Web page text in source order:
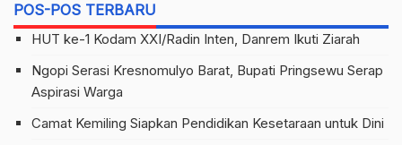
POS-POS TERBARU
HUT ke-1 Kodam XXI/Radin Inten, Danrem Ikuti Ziarah
Ngopi Serasi Kresnomulyo Barat, Bupati Pringsewu Serap
Aspirasi Warga
Camat Kemiling Siapkan Pendidikan Kesetaraan untuk Dini